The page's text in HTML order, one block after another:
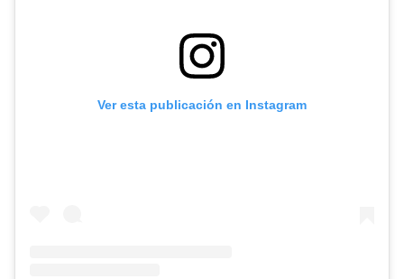
Ver esta publicación en Instagram